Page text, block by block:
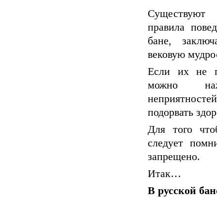
Существуют
правила
бане,
вековую
Если их не
можно
подорвать
Для того
следует
запрещено.
Итак…
В русской